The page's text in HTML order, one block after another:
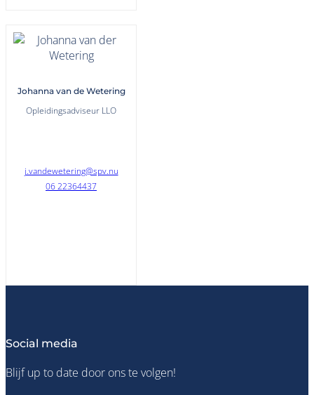
Johanna van de Wetering
Opleidingsadviseur LLO
j.vandewetering@spv.nu
06 22364437
Social media
Blijf up to date door ons te volgen!